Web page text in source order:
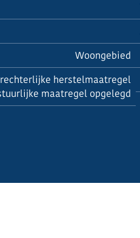
Woongebied
rechterlijke herstelmaatregel
maatregel opgelegd